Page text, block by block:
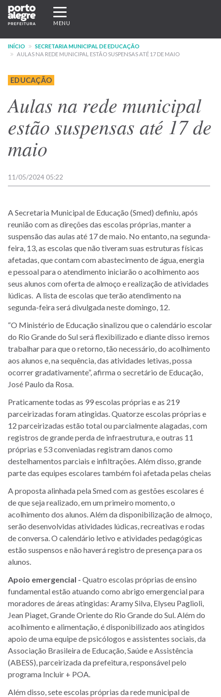
Pular
para
conteúdo
principal
Expandir/recolher
navegação
MENU
INÍCIO
SECRETARIA MUNICIPAL DE EDUCAÇÃO
AULAS NA REDE MUNICIPAL ESTÃO SUSPENSAS ATÉ 17 DE MAIO
EDUCAÇÃO
Aulas na rede municipal
estão suspensas até 17 de
maio
11/05/2024 05:22
A Secretaria Municipal de Educação (Smed) definiu, após
reunião com as direções das escolas próprias, manter a
suspensão das aulas até 17 de maio. No entanto, na segunda-
feira, 13, as escolas que não tiveram suas estruturas físicas
afetadas, que contam com abastecimento de água, energia
e pessoal para o atendimento iniciarão o acolhimento aos
seus alunos com oferta de almoço e realização de atividades
lúdicas. A lista de escolas que terão atendimento na
segunda-feira será divulgada neste domingo, 12.
“O Ministério de Educação sinalizou que o calendário escolar
do Rio Grande do Sul será flexibilizado e diante disso iremos
trabalhar para que o retorno, tão necessário, do acolhimento
aos alunos e, na sequência, das atividades letivas, possa
ocorrer gradativamente”, afirma o secretário de Educação,
José Paulo da Rosa.
Praticamente todas as 99 escolas próprias e as 219
parceirizadas foram atingidas. Quatorze escolas próprias e
12 parceirizadas estão total ou parcialmente alagadas, com
registros de grande perda de infraestrutura, e outras 11
próprias e 53 conveniadas registram danos como
destelhamentos parciais e infiltrações. Além disso, grande
parte das equipes escolares também foi afetada pelas cheias
A proposta alinhada pela Smed com as gestões escolares é
de que seja realizado, em um primeiro momento, o
acolhimento dos alunos. Além da disponibilização de almoço,
serão desenvolvidas atividades lúdicas, recreativas e rodas
de conversa. O calendário letivo e atividades pedagógicas
estão suspensos e não haverá registro de presença para os
alunos.
Apoio emergencial - Quatro escolas próprias de ensino
fundamental estão atuando como abrigo emergencial para
moradores de áreas atingidas: Aramy Silva, Elyseu Paglioli,
Jean Piaget, Grande Oriente do Rio Grande do Sul. Além do
acolhimento e alimentação, é disponibilizado aos atingidos
apoio de uma equipe de psicólogos e assistentes sociais, da
Associação Brasileira de Educação, Saúde e Assistência
(ABESS), parceirizada da prefeitura, responsável pelo
programa Incluir + POA.
Além disso, sete escolas próprias da rede municipal de